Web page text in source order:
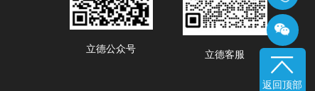
立德公众号
立德客服
返回顶部